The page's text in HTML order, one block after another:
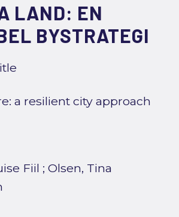
LAND: EN
BYSTRATEGI
a resilient city approach
Fiil ; Olsen, Tina